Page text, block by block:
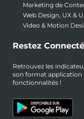
Marketing de
Web Design, UX &
Video & Motion
Restez
Retrouvez les
son format application
fonctionnalités !